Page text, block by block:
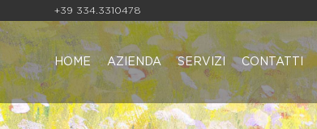
+39 334.3310478
HOME AZIENDA SERVIZI CONTATTI